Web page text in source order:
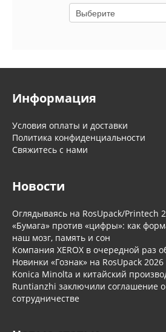
Информация
Условия оплаты и доставки
Политика конфиденциальности
Свяжитесь с нами
Новости
Оглядываясь на RosUpack/Printech
«Бумага» против «цифры»: как
наш мозг, память и сон
Компания XEROX в очередной раз
Новинки «Гознак» на RosUpack 2026
Konica Minolta и китайский
Runtianzhi заключили соглашение о
сотрудничестве